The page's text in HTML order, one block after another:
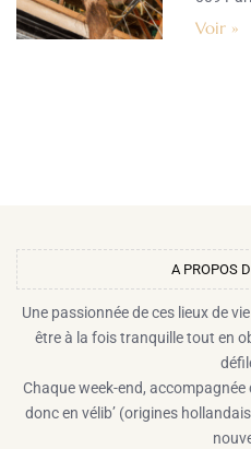
Voir »
A PROPOS
Une passionnée de ces lieux de
être à la fois tranquille tout en
Chaque week-end,
donc en vélib’ (origines